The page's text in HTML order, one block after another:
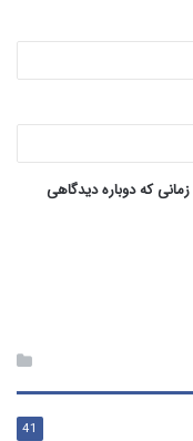
که دوباره دیدگاهی
41